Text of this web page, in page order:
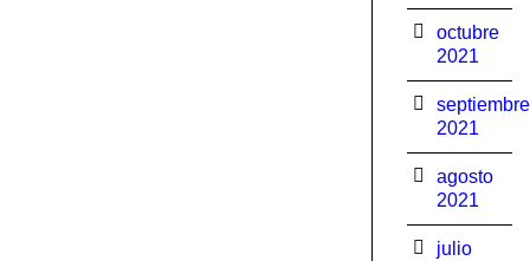
octubre
2021
septiembre
2021
agosto
2021
julio